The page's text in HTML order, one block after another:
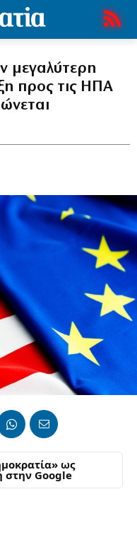
μεγαλύτερη
προς τις ΗΠΑ
ως
στην Google